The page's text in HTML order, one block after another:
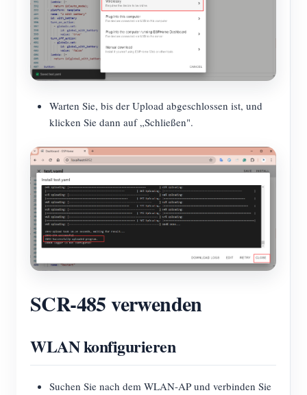
Warten Sie, bis der Upload abgeschlossen ist, und
klicken Sie dann auf „Schließen".
SCR-485 verwenden
WLAN konfigurieren
Suchen Sie nach dem WLAN-AP und verbinden Sie